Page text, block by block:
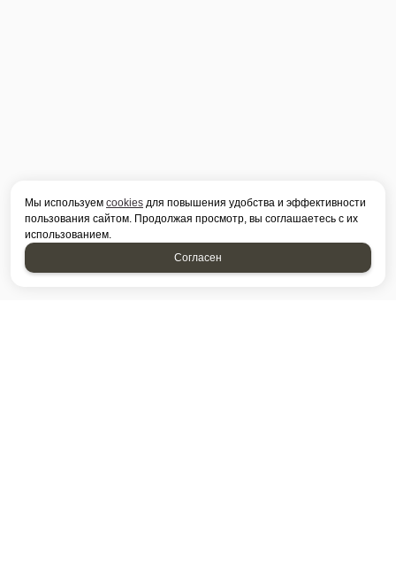
Мы используем cookies для повышения удобства и эффективности
пользования сайтом. Продолжая просмотр, вы соглашаетесь с их
использованием.
Согласен